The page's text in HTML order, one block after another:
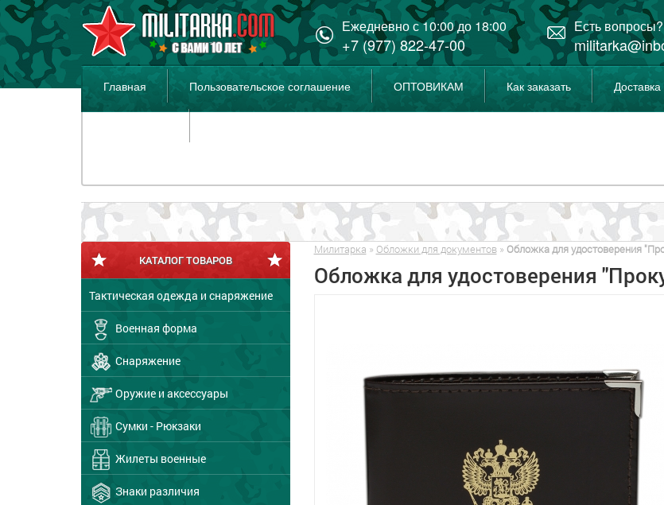
Ежедневно с 10:00 до 18:00
+7 (977) 822-47-00
Есть
Главная Пользовательское соглашение ОПТОВИКАМ Как заказать Доставка
КАТАЛОГ ТОВАРОВ
Тактическая одежда и снаряжение
Военная форма
Снаряжение
Оружие и аксессуары
Сумки - Рюкзаки
Жилеты военные
Знаки различия
Милитарка » Обложки для документов» Обложка для удостоверения
Обложка для удостоверения